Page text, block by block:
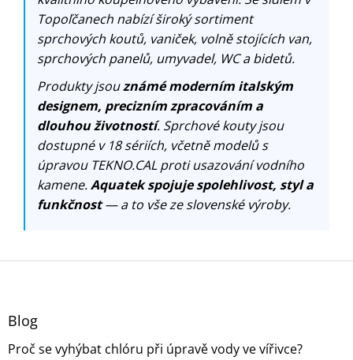
Topoľčanech nabízí široký sortiment
sprchových koutů, vaniček, volně stojících van,
sprchových panelů, umyvadel, WC a bidetů.
Produkty jsouznámé moderním italským
designem, precizním zpracováním a
dlouhou životností. Sprchové kouty jsou
dostupné v 18 sériích, včetně modelů s
úpravou TEKNO.CAL proti usazování vodního
kamene.Aquatek spojuje spolehlivost, styl a
funkčnost— a to vše ze slovenské výroby.
Z
Blog
Proč se vyhýbat chlóru při úpravě vody ve vířivce?